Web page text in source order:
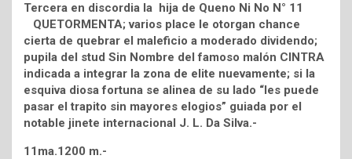
Tercera en discordia la hija de Queno Ni No N° 11
QUETORMENTA; varios place le otorgan chance
cierta de quebrar el maleficio a moderado dividendo;
pupila del stud Sin Nombre del famoso malón CINTRA
indicada a integrar la zona de elite nuevamente; si la
esquiva diosa fortuna se alinea de su lado “les puede
pasar el trapito sin mayores elogios” guiada por el
notable jinete internacional J. L. Da Silva.-
11ma.1200 m.-